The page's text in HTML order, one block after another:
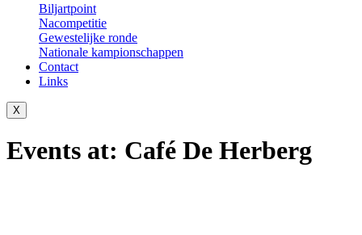
Biljartpoint
Nacompetitie
Gewestelijke ronde
Nationale kampionschappen
Contact
Links
X
Events at: Café De Herberg